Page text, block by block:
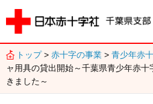
トップ> 赤十字の事業 > 青少年赤
ャ用具の貸出開始～千葉県青少年赤
きました～